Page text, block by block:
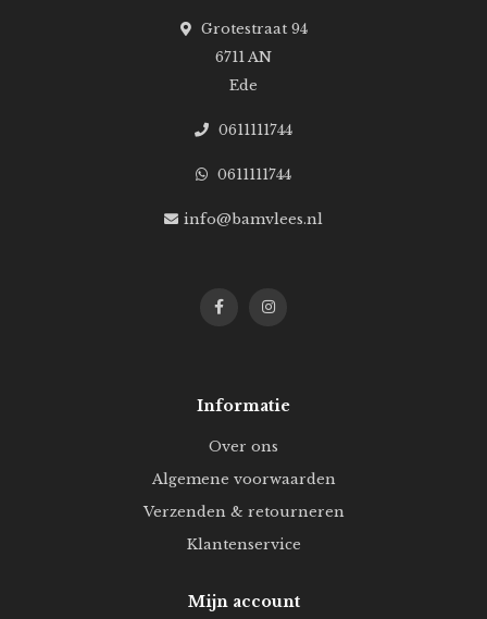
Grotestraat 94
6711 AN
Ede
0611111744
0611111744
info@bamvlees.nl
Informatie
Over ons
Algemene voorwaarden
Verzenden & retourneren
Klantenservice
Mijn account